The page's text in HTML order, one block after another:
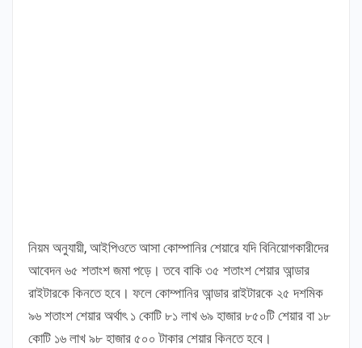
নিয়ম অনুযায়ী, আইপিওতে আসা কোম্পানির শেয়ারে যদি বিনিয়োগকারীদের
আবেদন ৬৫ শতাংশ জমা পড়ে। তবে বাকি ৩৫ শতাংশ শেয়ার আন্ডার
রাইটারকে কিনতে হবে। ফলে কোম্পানির আন্ডার রাইটারকে ২৫ দশমিক
৯৬ শতাংশ শেয়ার অর্থাৎ ১ কোটি ৮১ লাখ ৬৯ হাজার ৮৫০টি শেয়ার বা ১৮
কোটি ১৬ লাখ ৯৮ হাজার ৫০০ টাকার শেয়ার কিনতে হবে।